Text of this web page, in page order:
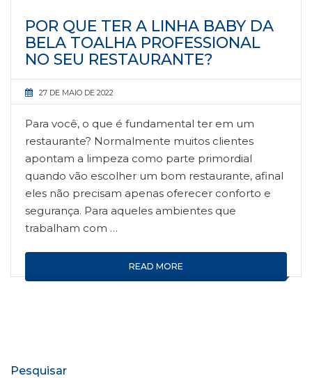
POR QUE TER A LINHA BABY DA
BELA TOALHA PROFESSIONAL
NO SEU RESTAURANTE?
27 DE MAIO DE 2022
Para você, o que é fundamental ter em um
restaurante? Normalmente muitos clientes
apontam a limpeza como parte primordial
quando vão escolher um bom restaurante, afinal
eles não precisam apenas oferecer conforto e
segurança. Para aqueles ambientes que
trabalham com …
READ MORE
Pesquisar